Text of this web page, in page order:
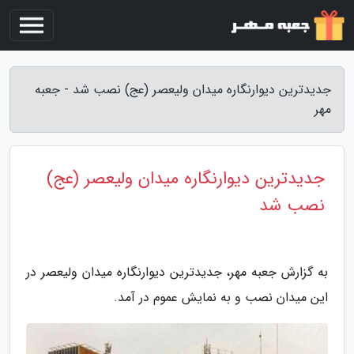
جدیدترین دیوارنگاره میدان ولیعصر (عج) نصب شد - جعبه
مهر
جدیدترین دیوارنگاره میدان ولیعصر (عج)
نصب شد
به گزارش جعبه مهر، جدیدترین دیوارنگاره میدان ولیعصر در
این میدان نصب و به نمایش عموم در آمد.